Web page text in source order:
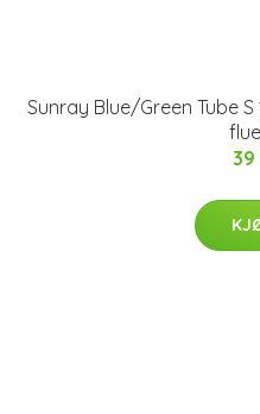
Sunray Blue/Green Tube
39